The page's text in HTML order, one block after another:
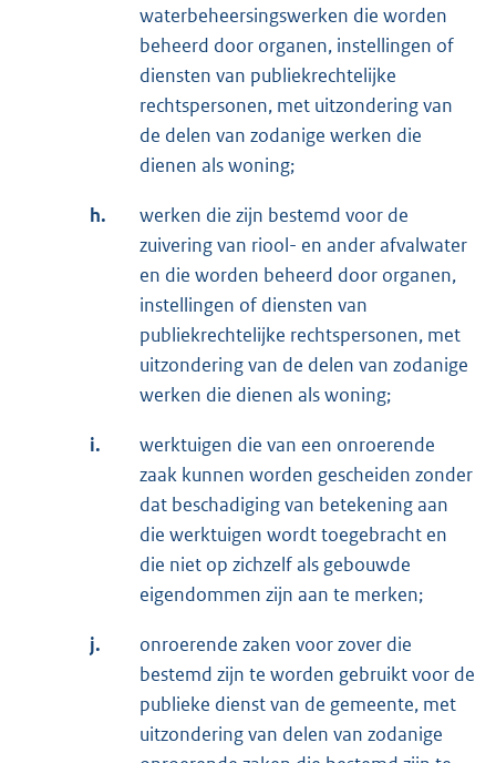
waterbeheersingswerken die worden
beheerd door organen, instellingen of
diensten van publiekrechtelijke
rechtspersonen, met uitzondering van
de delen van zodanige werken die
dienen als woning;
h.
werken die zijn bestemd voor de
zuivering van riool- en ander afvalwater
en die worden beheerd door organen,
instellingen of diensten van
publiekrechtelijke rechtspersonen, met
uitzondering van de delen van zodanige
werken die dienen als woning;
i.
werktuigen die van een onroerende
zaak kunnen worden gescheiden zonder
dat beschadiging van betekening aan
die werktuigen wordt toegebracht en
die niet op zichzelf als gebouwde
eigendommen zijn aan te merken;
j.
onroerende zaken voor zover die
bestemd zijn te worden gebruikt voor de
publieke dienst van de gemeente, met
uitzondering van delen van zodanige